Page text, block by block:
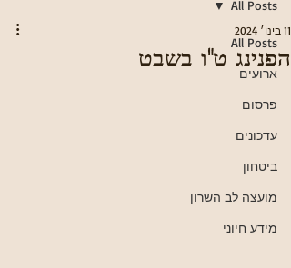
All Posts
ארועים
פרסום
עדכונים
ביטחון
מועצה לב השרון
מידע חיוני
All Posts
הפנינג ט"ו בשבט
11 בינו׳ 2024